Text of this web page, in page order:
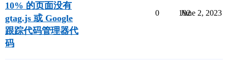
10% 的页面没有
gtag.js 或 Google
跟踪代码管理器代
码
0 192
June 2, 2023